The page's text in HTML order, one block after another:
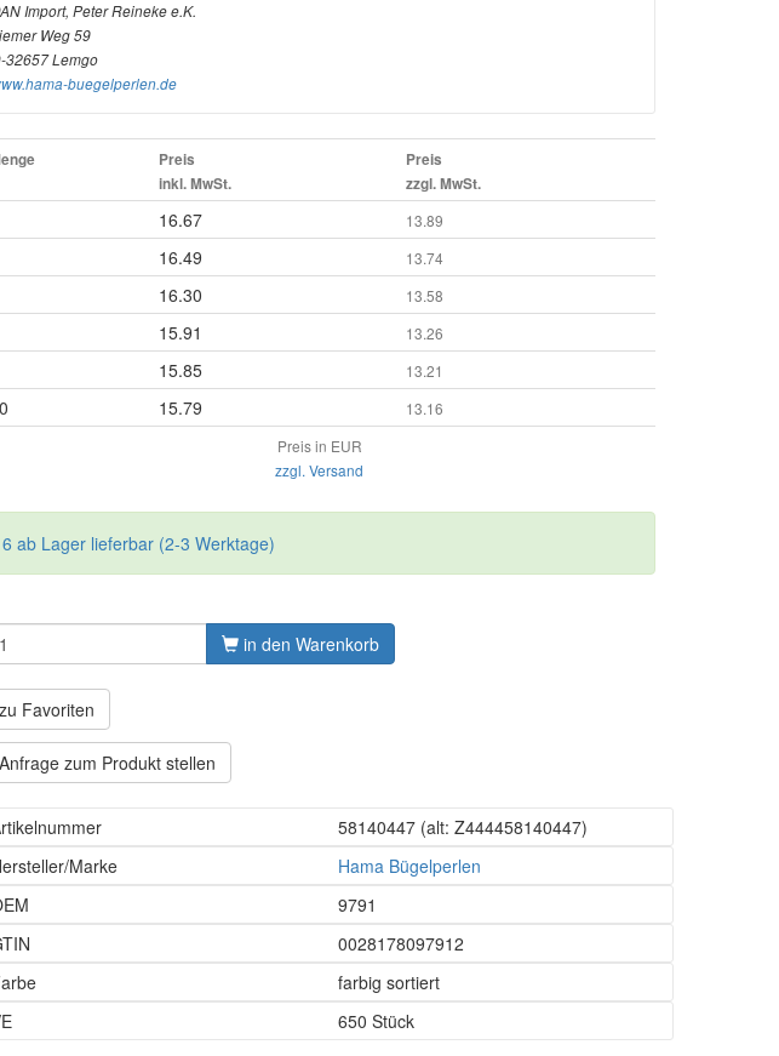
Import, Peter Reineke e.K.
Weg 59
32657 Lemgo
buegelperlen.de
Preis
inkl. MwSt.
Preis
zzgl. MwSt.
16.67 13.89
16.49 13.74
16.30 13.58
15.91 13.26
15.85 13.21
15.79
13.16
Preis in EUR
zzgl. Versand
6 ab Lager lieferbar (2-3 Werktage)
in den Warenkorb
zu Favoriten
Anfrage zum Produkt stellen
58140447(alt: Z444458140447)
Marke
Hama Bügelperlen
9791
0028178097912
farbig sortiert
650 Stück